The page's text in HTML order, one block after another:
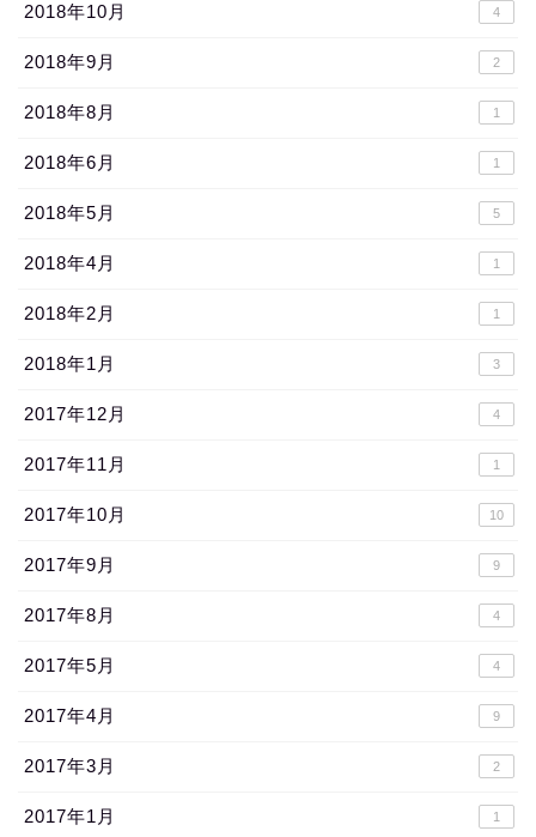
2018年10月 4
2018年9月 2
2018年8月 1
2018年6月 1
2018年5月 5
2018年4月 1
2018年2月 1
2018年1月 3
2017年12月 4
2017年11月 1
2017年10月 10
2017年9月 9
2017年8月 4
2017年5月 4
2017年4月 9
2017年3月 2
2017年1月 1